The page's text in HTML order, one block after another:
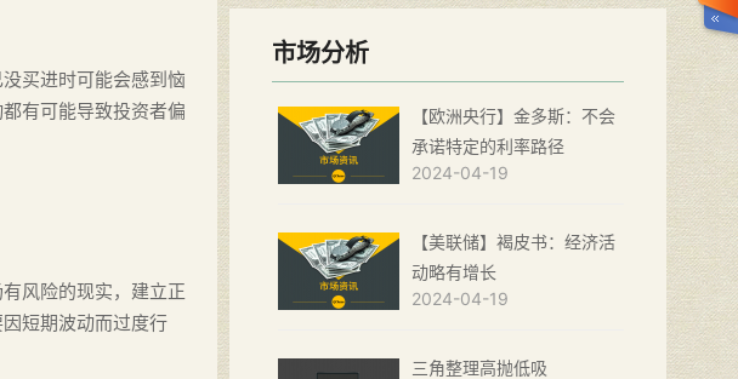
买进时可能会感到恼
有可能导致投资者偏
风险的现实，建立正
短期波动而过度行
市场分析
【欧洲央行】金多斯：不会
承诺特定的利率路径
2024-04-19
【美联储】褐皮书：经济活
动略有增长
2024-04-19
三角整理高抛低吸